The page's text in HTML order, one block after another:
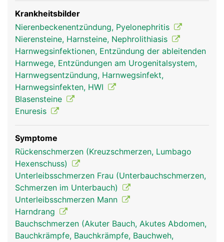
Krankheitsbilder
Nierenbeckenentzündung, Pyelonephritis
Nierensteine, Harnsteine, Nephrolithiasis
Harnwegsinfektionen, Entzündung der ableitenden
Harnwege, Entzündungen am Urogenitalsystem,
Harnwegsentzündung, Harnwegsinfekt,
Harnwegsinfekten, HWI
Blasensteine
Enuresis
Symptome
Rückenschmerzen (Kreuzschmerzen, Lumbago
Hexenschuss)
Unterleibsschmerzen Frau (Unterbauchschmerzen,
Schmerzen im Unterbauch)
Unterleibsschmerzen Mann
Harndrang
Bauchschmerzen (Akuter Bauch, Akutes Abdomen,
Bauchkrämpfe, Bauchkrämpfe, Bauchweh,